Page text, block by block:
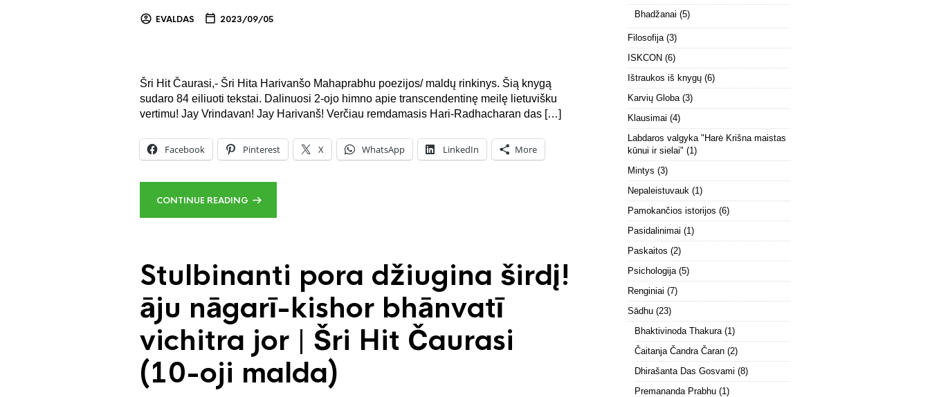
EVALDAS 2023/09/05
Šri Hit Čaurasi,- Šri Hita Harivanšo Mahaprabhu poezijos/ maldų rinkinys. Šią knygą
sudaro 84 eiliuoti tekstai. Dalinuosi 2-ojo himno apie transcendentinę meilę lietuvišku
vertimu! Jay Vrindavan! Jay Harivanš! Verčiau remdamasis Hari-Radhacharan das […]
Facebook Pinterest X WhatsApp LinkedIn More
CONTINUE READING
Stulbinanti pora džiugina širdį!
āju nāgarī-kishor bhānvatī
vichitra jor | Šri Hit Čaurasi
(10-oji malda)
Bhadžanai (5)
Filosofija (3)
ISKCON (6)
Ištraukos iš knygų (6)
Karvių Globa (3)
Klausimai (4)
Labdaros valgyka "Harė Krišna maistas
kūnui ir sielai" (1)
Mintys (3)
Nepaleistuvauk (1)
Pamokančios istorijos (6)
Pasidalinimai (1)
Paskaitos (2)
Psichologija (5)
Renginiai (7)
Sādhu (23)
Bhaktivinoda Thakura (1)
Čaitanja Čandra Čaran (2)
Dhirašanta Das Gosvami (8)
Premananda Prabhu (1)